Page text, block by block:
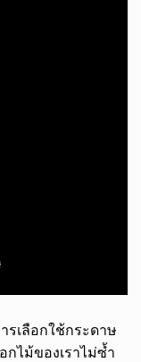
รเลือกใช้กระดาษ
ไม้ของเราไม่ซ้ำ